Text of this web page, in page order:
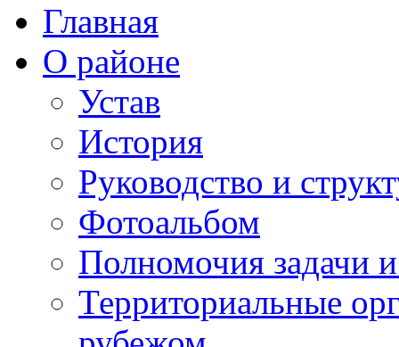
Главная
О районе
Устав
История
Руководство и
Фотоальбом
Полномочия задачи
Территориальные